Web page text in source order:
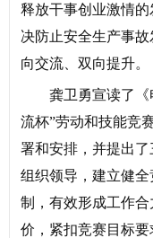
释放干事创业激情
决防止安全生产事
向交流、双向提升。
龚卫勇宣读了《
流杯”劳动和技能竞
署和安排，并提出
组织领导，建立健
制，有效形成工作
价，紧扣竞赛目标